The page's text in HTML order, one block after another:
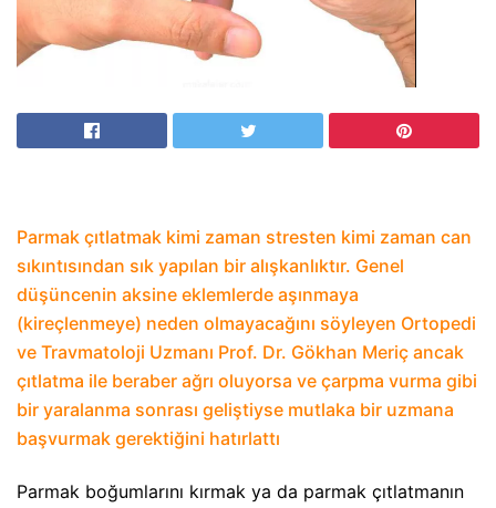
Parmak çıtlatmak kimi zaman stresten kimi zaman can
sıkıntısından sık yapılan bir alışkanlıktır. Genel
düşüncenin aksine eklemlerde aşınmaya
(kireçlenmeye) neden olmayacağını söyleyen Ortopedi
ve Travmatoloji Uzmanı Prof. Dr. Gökhan Meriç ancak
çıtlatma ile beraber ağrı oluyorsa ve çarpma vurma gibi
bir yaralanma sonrası geliştiyse mutlaka bir uzmana
başvurmak gerektiğini hatırlattı
Parmak boğumlarını kırmak ya da parmak çıtlatmanın